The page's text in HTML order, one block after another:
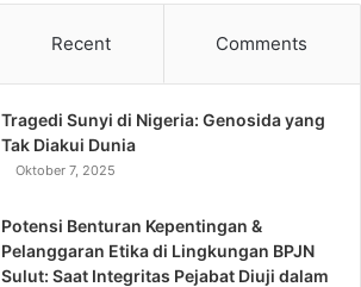
Recent Comments
Tragedi Sunyi di Nigeria: Genosida yang
Tak Diakui Dunia
Oktober 7, 2025
Potensi Benturan Kepentingan &
Pelanggaran Etika di Lingkungan BPJN
Sulut: Saat Integritas Pejabat Diuji dalam